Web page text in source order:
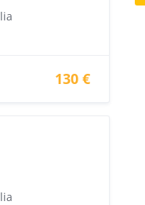
130 €